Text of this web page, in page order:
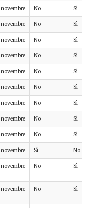
novembre No Sì
novembre No Sì
novembre No Sì
novembre No Sì
novembre No Sì
novembre No Sì
novembre No Sì
novembre No Sì
novembre No Sì
novembre Sì No
novembre No Sì
novembre No Sì